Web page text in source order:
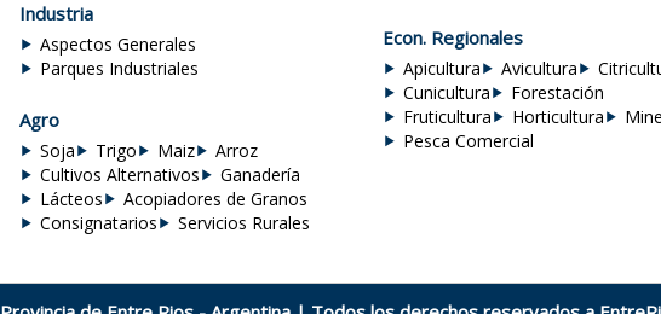
Industria
Aspectos Generales
Parques Industriales
Agro
Soja Trigo Maiz
Arroz
Cultivos Alternativos
Ganadería
Lácteos
Acopiadores de Granos
Consignatarios
Servicios Rurales
Econ. Regionales
Apicultura Avicultura
Cunicultura
Forestación
Fruticultura
Horticultura
Pesca Comercial